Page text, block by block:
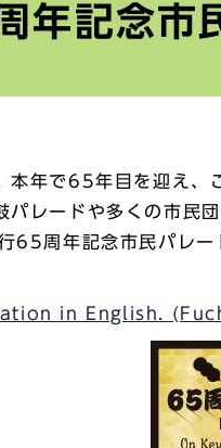
年記念市
本年で65年目を迎え
レードや多くの市民
65周年記念市民パレ
in English.